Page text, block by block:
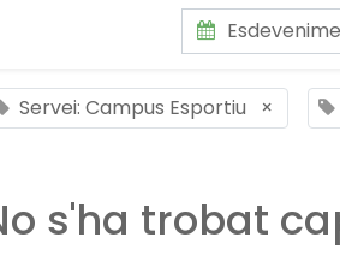
Servei: Campus Esportiu ×
s'ha trobat